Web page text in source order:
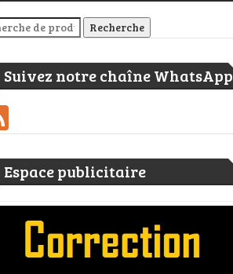
pour : Recherche
Suivez notre chaîne WhatsApp
Espace publicitaire